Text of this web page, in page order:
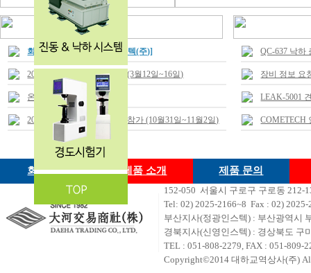
회사 상호명 변경 [대하에드텍(주)]
2019 KOPLAS 전시회 참가 (3월12일~16일)
온라인 견적 문의시
2018 철강.비철금속 산업전 참가 (10월31일~11월2일)
QC-637 낙하
장비 정보 요
LEAK-5001
COMETECH
회사소개 제품 소개 제품 문의
152-050 서울시 구로구 구로동 212-
Tel: 02) 2025-2166~8 Fax : 02)
부산지사(정광인스텍) : 부산광역시
경북지사(신영인스텍) : 경상북도 구
TEL : 051-808-2279, FAX : 051-809-
Copyright©2014 대하교역상사(주)